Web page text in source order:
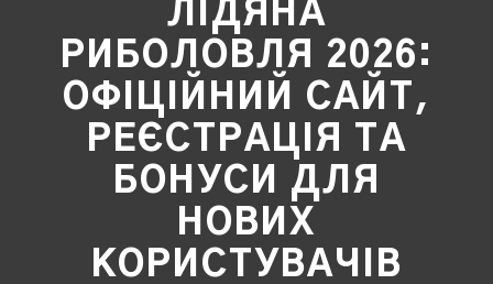
ЛІДЯНА
РИБОЛОВЛЯ 2026:
ОФІЦІЙНИЙ САЙТ,
РЕЄСТРАЦІЯ ТА
БОНУСИ ДЛЯ
НОВИХ
КОРИСТУВАЧІВ